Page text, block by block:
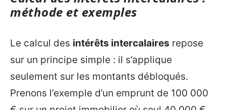
méthode et exemples
Le calcul des intérêts intercalaires repose
sur un principe simple : il s’applique
seulement sur les montants débloqués.
Prenons l’exemple d’un emprunt de 100 000